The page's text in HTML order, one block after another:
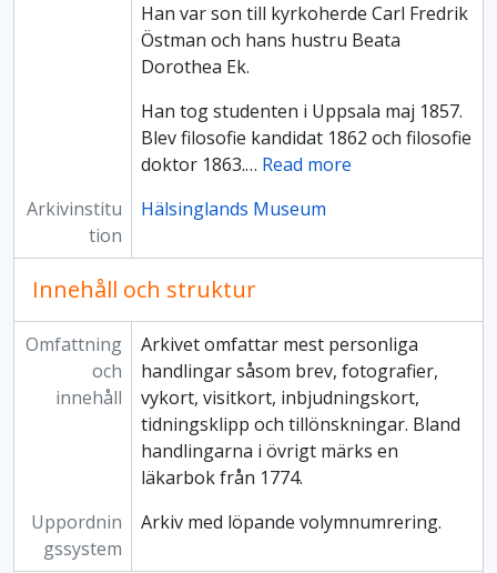
Han var son till kyrkoherde Carl Fredrik
Östman och hans hustru Beata
Dorothea Ek.
Han tog studenten i Uppsala maj 1857.
Blev filosofie kandidat 1862 och filosofie
doktor 1863.… Read more
Arkivinstitu
tion
Hälsinglands Museum
Innehåll och struktur
Omfattning
och
innehåll
Arkivet omfattar mest personliga
handlingar såsom brev, fotografier,
vykort, visitkort, inbjudningskort,
tidningsklipp och tillönskningar. Bland
handlingarna i övrigt märks en
läkarbok från 1774.
Uppordnin
gssystem
Arkiv med löpande volymnumrering.